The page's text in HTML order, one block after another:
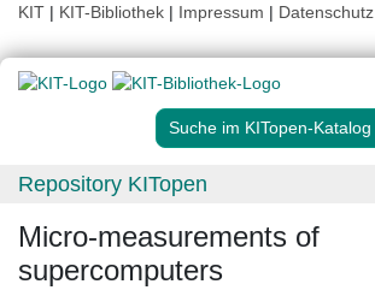
KIT | KIT-Bibliothek | Impressum | Datenschutz
Suche im KITopen-Katalog
Repository KITopen
Micro-measurements of
supercomputers